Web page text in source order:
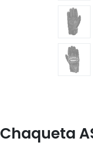
Chaqueta